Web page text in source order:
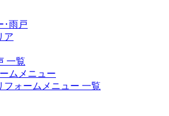
･雨戸
ア
一覧
ムメニュー
フォームメニュー 一覧